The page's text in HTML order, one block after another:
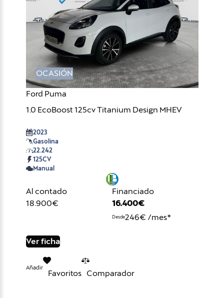
OCASIÓN
Ford Puma
1.0 EcoBoost 125cv Titanium Design MHEV
2023
Gasolina
22.242
125CV
Manual
Al contado
18.900€
Financiado
16.400€
Desde246€ /mes*
Ver ficha
Añadir
Favoritos Comparador